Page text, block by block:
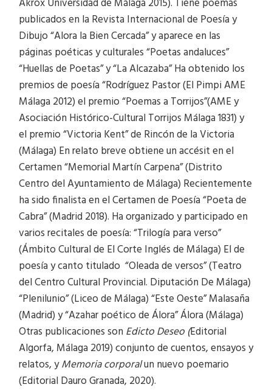
publicados en la Revista Internacional de Poesía y
Dibujo “Alora la Bien Cercada” y aparece en las
páginas poéticas y culturales “Poetas andaluces”
“Huellas de Poetas” y “La Alcazaba” Ha obtenido los
premios de poesía “Rodríguez Pastor (El Pimpi AME
Málaga 2012) el premio “Poemas a Torrijos”(AME y
Asociación Histórico-Cultural Torrijos Málaga 1831) y
el premio “Victoria Kent” de Rincón de la Victoria
(Málaga) En relato breve obtiene un accésit en el
Certamen “Memorial Martín Carpena” (Distrito
Centro del Ayuntamiento de Málaga) Recientemente
ha sido finalista en el Certamen de Poesía “Poeta de
Cabra” (Madrid 2018). Ha organizado y participado en
varios recitales de poesía: “Trilogía para verso”
(Ámbito Cultural de El Corte Inglés de Málaga) El de
poesía y canto titulado “Oleada de versos” (Teatro
del Centro Cultural Provincial. Diputación De Málaga)
“Plenilunio” (Liceo de Málaga) “Este Oeste” Malasaña
(Madrid) y “Azahar poético de Álora” Álora (Málaga)
Otras publicaciones son Edicto Deseo (Editorial
Algorfa, Málaga 2019) conjunto de cuentos, ensayos y
relatos, yMemoria corporalun nuevo poemario
(Editorial Dauro Granada, 2020).